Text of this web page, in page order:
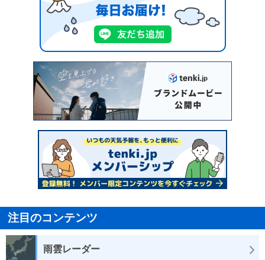
注目のコンテンツ
雨雲レーダー